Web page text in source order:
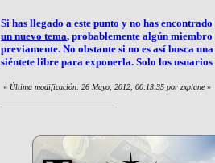
Si has llegado a este punto y no has
un nuevo tema, probablemente algún miembro
previamente. No obstante si no es así busca
siéntete libre para exponerla. Solo los
« Última modificación: 26 Mayo, 2012, 00:13:35 por zxplane»